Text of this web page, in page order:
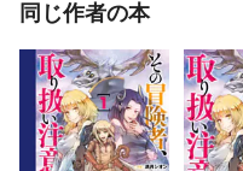
同じ作者の本